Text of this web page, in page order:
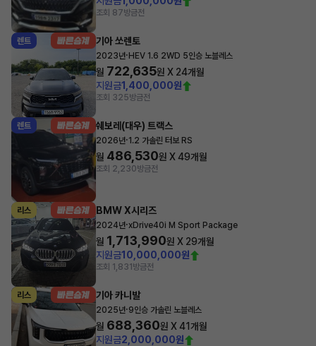
조회 87방금전
렌트 기아 쏘렌토
2023년· HEV 1.6 2WD 5인승 노블레스
월 722,635원 X 24개월
지원금1,400,000원
조회 325방금전
렌트 쉐보레(대우) 트랙스
2026년·1.2 가솔린 터보 RS
월 486,530원 X49개월
조회 2,230방금전
리스 BMW X시리즈
2024년·xDrive40i M Sport Package
월 1,713,990원 X 29개월
지원금10,000,000원
조회 1,831 방금전
리스 기아 카니발
2025년·9인승 가솔린 노블레스
월 688,360원 X41개월
지원금2,000,000원